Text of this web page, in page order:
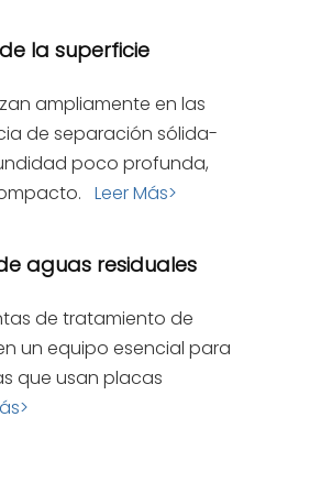
la superficie
ampliamente en las
de separación sólida-
poco profunda,
Leer Más>
aguas residuales
de tratamiento de
un equipo esencial para
que usan placas